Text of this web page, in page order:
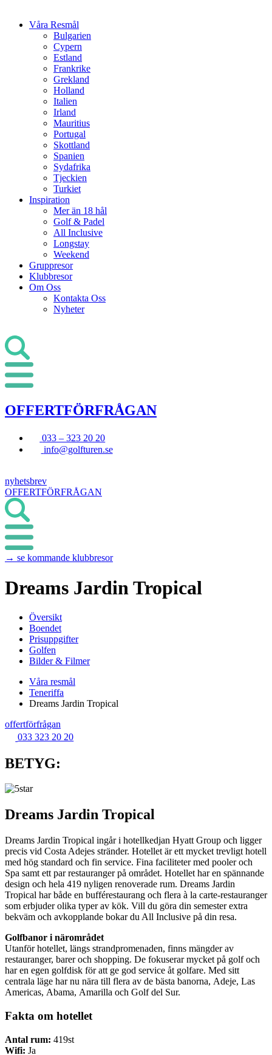
Våra Resmål
Bulgarien
Cypern
Estland
Frankrike
Grekland
Holland
Italien
Irland
Mauritius
Portugal
Skottland
Spanien
Sydafrika
Tjeckien
Turkiet
Inspiration
Mer än 18 hål
Golf & Padel
All Inclusive
Longstay
Weekend
Gruppresor
Klubbresor
Om Oss
Kontakta Oss
Nyheter
OFFERTFÖRFRÅGAN
033 – 323 20 20
info@golfturen.se
nyhetsbrev
OFFERTFÖRFRÅGAN
→ se kommande klubbresor
Dreams Jardin Tropical
Översikt
Boendet
Prisuppgifter
Golfen
Bilder & Filmer
Våra resmål
Teneriffa
Dreams Jardin Tropical
offertförfrågan
033 323 20 20
BETYG:
Dreams Jardin Tropical
Dreams Jardin Tropical ingår i hotellkedjan Hyatt Group och ligger
precis vid Costa Adejes stränder. Hotellet är ett mycket trevligt hotell
med hög standard och fin service. Fina faciliteter med pooler och
Spa samt ett par restauranger på området. Hotellet har en spännande
design och hela 419 nyligen renoverade rum. Dreams Jardin
Tropical har både en bufférestaurang och flera à la carte-restauranger
som erbjuder olika typer av kök. Vill du göra din semester extra
bekväm och avkopplande bokar du All Inclusive på din resa.
Golfbanor i närområdet
Utanför hotellet, längs strandpromenaden, finns mängder av
restauranger, barer och shopping. De fokuserar mycket på golf och
har en egen golfdisk för att ge god service åt golfare. Med sitt
centrala läge har nu nära till flera av de bästa banorna, Adeje, Las
Americas, Abama, Amarilla och Golf del Sur.
Fakta om hotellet
Antal rum: 419st
Wifi: Ja